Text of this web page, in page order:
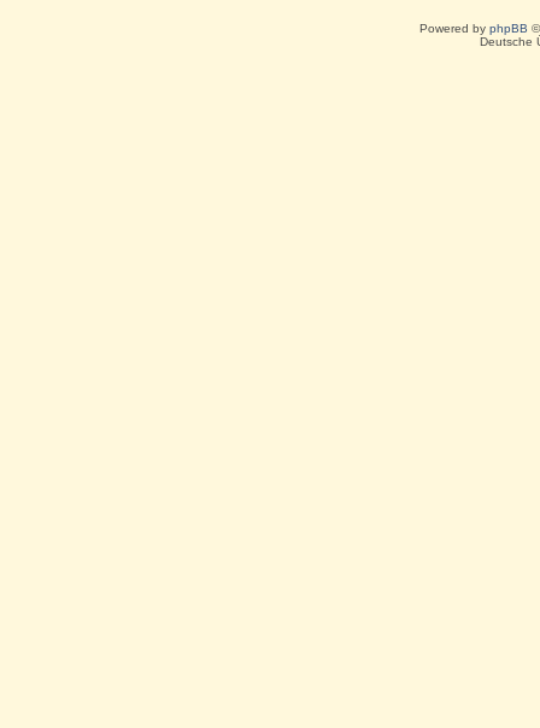
Powered by phpBB
Deutsche